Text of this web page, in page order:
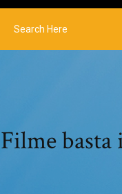
Filme